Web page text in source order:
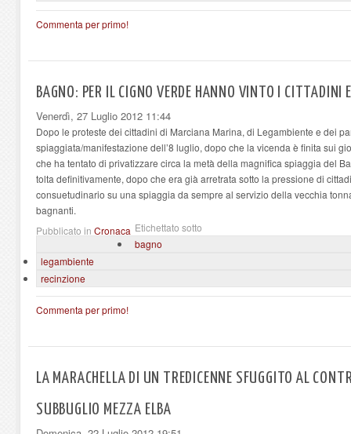
Commenta per primo!
BAGNO: PER IL CIGNO VERDE HANNO VINTO I CITTADINI
Venerdì, 27 Luglio 2012 11:44
Dopo le proteste dei cittadini di Marciana Marina, di Legambiente e dei
spiaggiata/manifestazione dell’8 luglio, dopo che la vicenda è finita sui
che ha tentato di privatizzare circa la metà della magnifica spiaggia del
tolta definitivamente, dopo che era già arretrata sotto la pressione di
consuetudinario su una spiaggia da sempre al servizio della vecchia
bagnanti.
Pubblicato in Cronaca Etichettato sotto
bagno
legambiente
recinzione
Commenta per primo!
LA MARACHELLA DI UN TREDICENNE SFUGGITO AL
SUBBUGLIO MEZZA ELBA